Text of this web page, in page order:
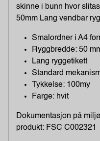
skinne i bunn hvor
50mm Lang vendbar
Smalordner i A4
Ryggbredde: 50
Lang ryggetikett
Standard
Tykkelse: 100my
Farge: hvit
Dokumentasjon på
produkt: FSC C002321